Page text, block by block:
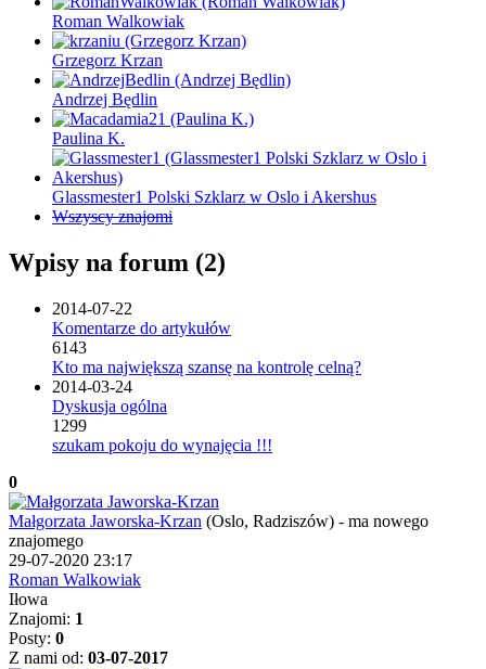
Roman Walkowiak
Grzegorz Krzan
Andrzej Będlin
Paulina K.
Glassmester1 Polski Szklarz w Oslo i Akershus
Wszyscy znajomi
Wpisy na forum (2)
2014-07-22
Komentarze do artykułów
6143
Kto ma największą szansę na kontrolę celną?
2014-03-24
Dyskusja ogólna
1299
szukam pokoju do wynajęcia !!!
0
Małgorzata Jaworska-Krzan (Oslo, Radziszów) - ma nowego
znajomego
29-07-2020 23:17
Roman Walkowiak
Iłowa
Znajomi: 1
Posty: 0
Z nami od: 03-07-2017